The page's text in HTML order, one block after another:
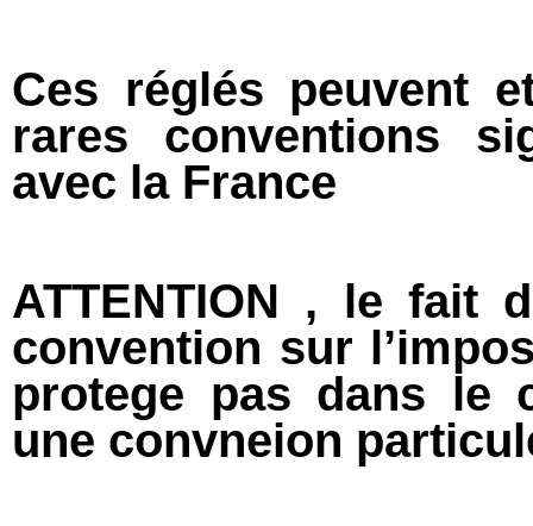
Ces réglés peuvent
rares conventions
avec la France
ATTENTION , le fait
convention sur
protege pas dans le
une convneion